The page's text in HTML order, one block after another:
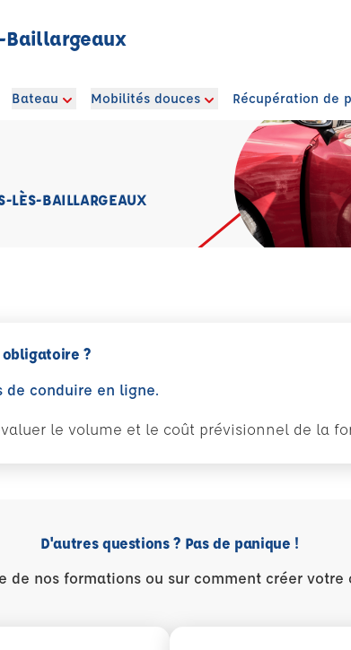
Baillargeaux
Bateau Mobilités douces Récupération de
LÈS-BAILLARGEAUX
?
de conduire en ligne.
le volume et le coût prévisionnel de la
D'autres questions ? Pas de panique !
de nos formations ou sur comment créer votre